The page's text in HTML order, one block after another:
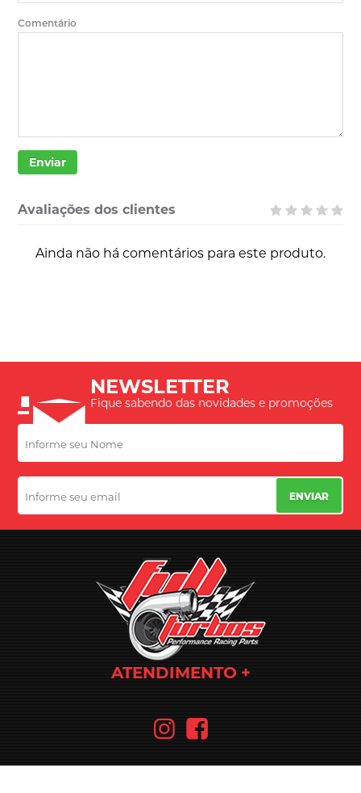
Comentário
Enviar
Avaliações dos clientes
Ainda não há comentários para este produto.
NEWSLETTER
Fique sabendo das novidades e promoções
ENVIAR
ATENDIMENTO